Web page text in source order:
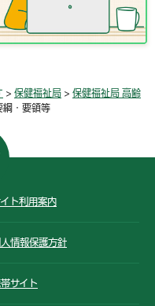
> 保健福祉局 > 保健福祉局 高齢
綱・要領等
ト利用案内
情報保護方針
サイト